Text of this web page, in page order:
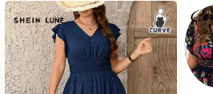
4.83 337K Follower
4.83 337K Follower